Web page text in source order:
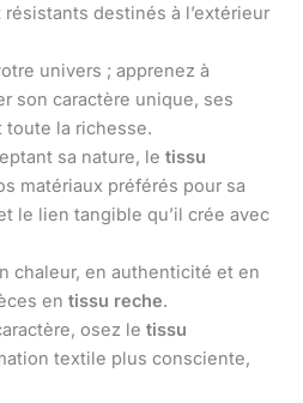
destinés à l’extérieur
univers ; apprenez à
son caractère unique, ses
la richesse.
sa nature, le tissu
matériaux préférés pour sa
le lien tangible qu’il crée avec
chaleur, en authenticité et en
en tissu reche.
osez le tissu
textile plus consciente,